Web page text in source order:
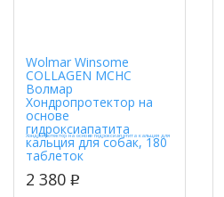
Wolmar Winsome
COLLAGEN MCHC
Волмар
Хондропротектор на
основе
гидроксиапатита
кальция для собак, 180
таблеток
2 380 p